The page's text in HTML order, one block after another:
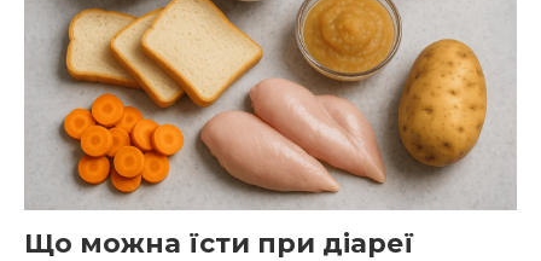
Що можна їсти при діареї